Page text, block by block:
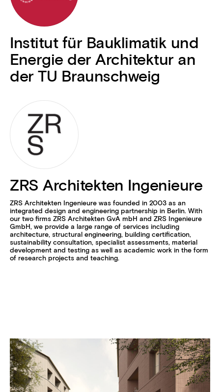
Institut für Bauklimatik und
Energie der Architektur an
der TU Braunschweig
ZRS Architekten Ingenieure
ZRS Architekten Ingenieure was founded in 2003 as an
integrated design and engineering partnership in Berlin. With
our two firms ZRS Architekten GvA mbH and ZRS Ingenieure
GmbH, we provide a large range of services including
architecture, structural engineering, building certification,
sustainability consultation, specialist assessments, material
development and testing as well as academic work in the form
of research projects and teaching.